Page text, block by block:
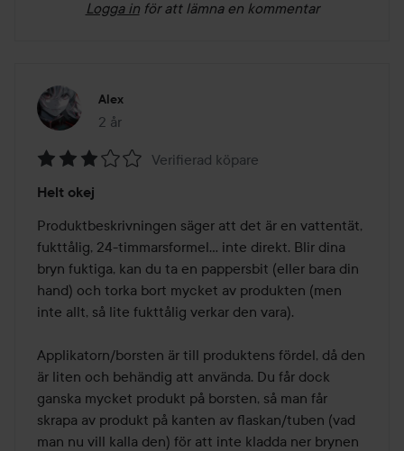
Logga in för att lämna en kommentar
Alex
2 år
Inlägget skapades 2 år
3
av
5
Verifierad köpare
Helt okej
Produktbeskrivningen säger att det är en vattentät,
fukttålig, 24-timmarsformel... inte direkt. Blir dina
bryn fuktiga, kan du ta en pappersbit (eller bara din
hand) och torka bort mycket av produkten (men
inte allt, så lite fukttålig verkar den vara).
Applikatorn/borsten är till produktens fördel, då den
är liten och behändig att använda. Du får dock
ganska mycket produkt på borsten, så man får
skrapa av produkt på kanten av flaskan/tuben (vad
man nu vill kalla den) för att inte kladda ner brynen